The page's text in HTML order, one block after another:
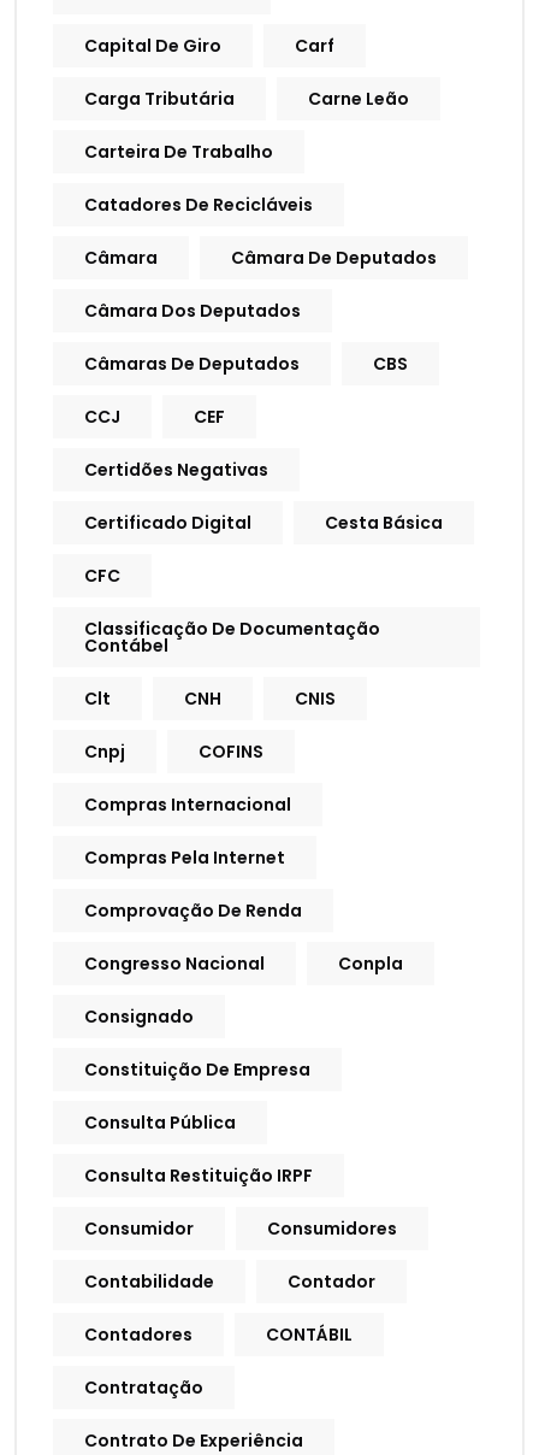
Capital De Giro Carf
Carga Tributária Carne Leão
Carteira De Trabalho
Catadores De Recicláveis
Câmara Câmara De Deputados
Câmara Dos Deputados
Câmaras De Deputados CBS
CCJ CEF
Certidões Negativas
Certificado Digital Cesta Básica
CFC
Classificação De Documentação
Contábel
Clt CNH CNIS
Cnpj COFINS
Compras Internacional
Compras Pela Internet
Comprovação De Renda
Congresso Nacional Conpla
Consignado
Constituição De Empresa
Consulta Pública
Consulta Restituição IRPF
Consumidor Consumidores
Contabilidade Contador
Contadores CONTÁBIL
Contratação
Contrato De Experiência